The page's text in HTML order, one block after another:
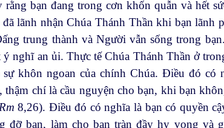
rằng bạn đang trong cơn khốn quẫn và hết
đã lãnh nhận Chúa Thánh Thần khi bạn lãnh
trung thành và Người vẫn sống trong
ý nghĩ an ủi. Thực tế Chúa Thánh Thần ở
sự khôn ngoan của chính Chúa. Điều đó
thậm chí là cầu nguyện cho bạn, khi bạn
Rm 8,26). Điều đó có nghĩa là bạn có quyền
đỡ bạn, làm cho bạn tràn đầy hy vọng và